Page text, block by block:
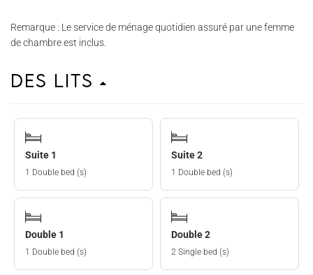
Remarque : Le service de ménage quotidien assuré par une femme
de chambre est inclus.
Des lits
Suite 1
1 Double bed (s)
Suite 2
1 Double bed (s)
Double 1
1 Double bed (s)
Double 2
2 Single bed (s)